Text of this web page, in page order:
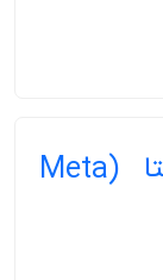
اضافه نمودن توضیحات متا (Meta